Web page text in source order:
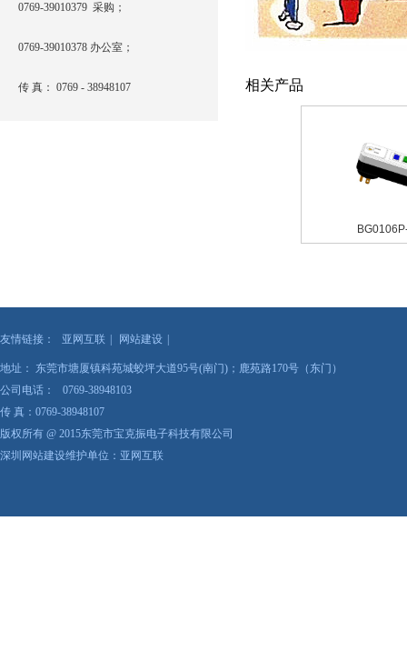
0769-39010379 采购；
0769-39010378 办公室；
传 真： 0769 - 38948107 相关产品
友情链接： 亚网互联 网站建设
地址： 东莞市塘厦镇科苑城蛟坪大道95号(南门)；鹿苑路170号（东门）
公司电话： 0769-38948103
传 真：0769-38948107
版权所有 @ 2015东莞市宝克振电子科技有限公司
深圳网站建设维护单位：亚网互联